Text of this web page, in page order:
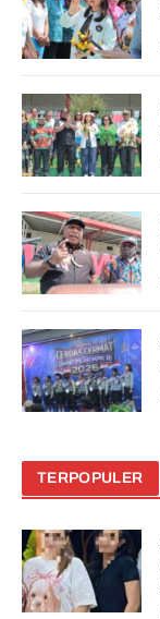
TERPOPULER